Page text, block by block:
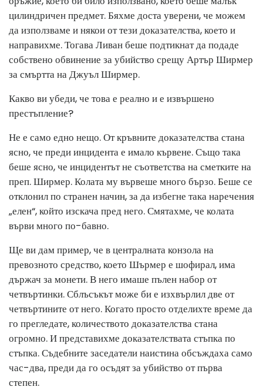
цилиндричен предмет. Бяхме доста уверени, че можем
да използваме и някои от тези доказателства, което и
направихме. Тогава Ливан беше подтикнат да подаде
собствено обвинение за убийство срещу Артър Ширмер
за смъртта на Джуъл Ширмер.
Какво ви убеди, че това е реално и е извършено
престъпление?
Не е само едно нещо. От кръвните доказателства стана
ясно, че преди инцидента е имало кървене. Също така
беше ясно, че инцидентът не съответства на сметките на
преп. Ширмер. Колата му вървеше много бързо. Беше се
отклонил по странен начин, за да избегне така наречения
„елен“, който изскача пред него. Смятахме, че колата
върви много по-бавно.
Ще ви дам пример, че в централната конзола на
превозното средство, което Шърмер е шофирал, има
държач за монети. В него имаше пълен набор от
четвъртинки. Сблъсъкът може би е изхвърлил две от
четвъртините от него. Когато просто отделихте време да
го прегледате, количеството доказателства стана
огромно. И представихме доказателствата стъпка по
стъпка. Съдебните заседатели наистина обсъждаха само
час-два, преди да го осъдят за убийство от първа
степен.